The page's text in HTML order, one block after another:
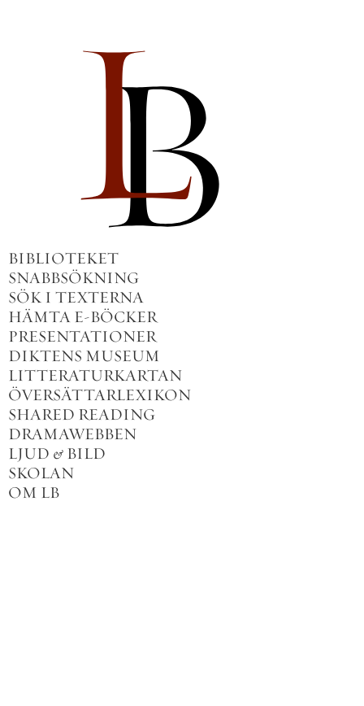
BIBLIOTEKET
SNABBSÖKNING
SÖK I TEXTERNA
HÄMTA E-BÖCKER
PRESENTATIONER
DIKTENS MUSEUM
LITTERATURKARTAN
ÖVERSÄTTARLEXIKON
SHARED READING
DRAMAWEBBEN
LJUD & BILD
SKOLAN
OM LB